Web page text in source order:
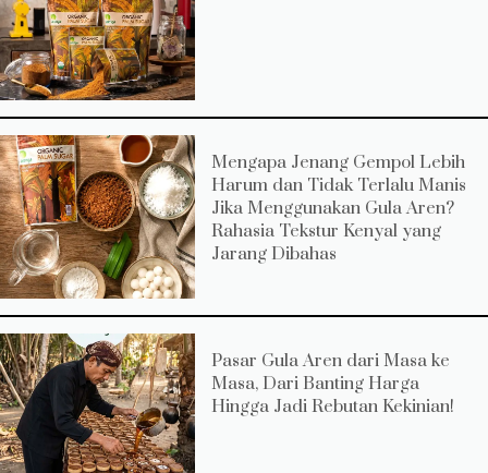
Mengapa Jenang Gempol Lebih
Harum dan Tidak Terlalu Manis
Jika Menggunakan Gula Aren?
Rahasia Tekstur Kenyal yang
Jarang Dibahas
Pasar Gula Aren dari Masa ke
Masa, Dari Banting Harga
Hingga Jadi Rebutan Kekinian!